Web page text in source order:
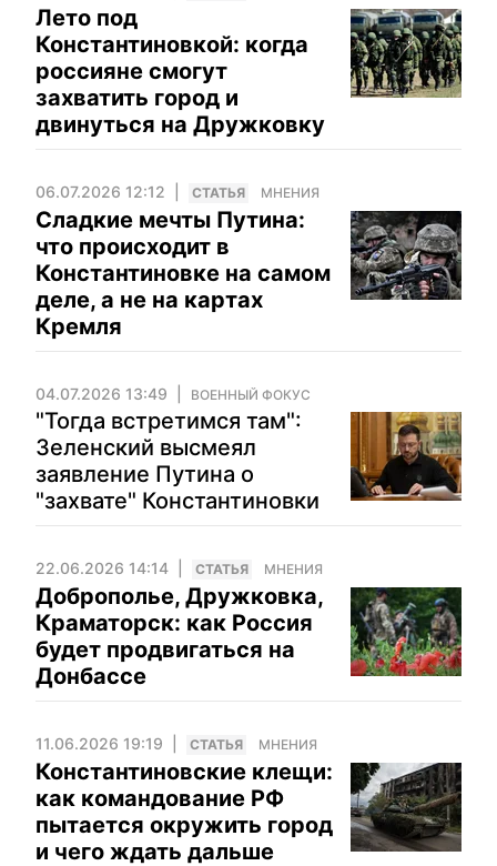
Лето под
Константиновкой: когда
россияне смогут
захватить город и
двинуться на Дружковку
06.07.2026 12:12 CТАТЬЯ МНЕНИЯ
Сладкие мечты Путина:
что происходит в
Константиновке на самом
деле, а не на картах
Кремля
04.07.2026 13:49 ВОЕННЫЙ ФОКУС
"Тогда встретимся там":
Зеленский высмеял
заявление Путина о
"захвате" Константиновки
22.06.2026 14:14 CТАТЬЯ МНЕНИЯ
Доброполье, Дружковка,
Краматорск: как Россия
будет продвигаться на
Донбассе
11.06.2026 19:19 CТАТЬЯ МНЕНИЯ
Константиновские клещи:
как командование РФ
пытается окружить город
и чего ждать дальше